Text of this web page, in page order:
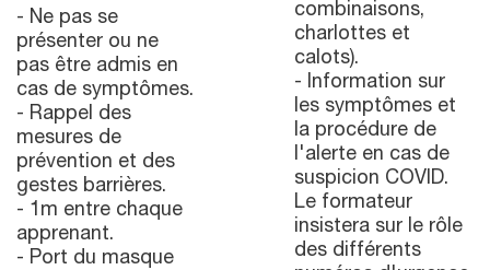
- Ne pas se
présenter ou ne
pas être admis en
cas de symptômes.
- Rappel des
mesures de
prévention et des
gestes barrières.
- 1m entre chaque
apprenant.
- Port du masque
combinaisons,
charlottes et
calots).
- Information sur
les symptômes et
la procédure de
l'alerte en cas de
suspicion COVID.
Le formateur
insistera sur le rôle
des différents